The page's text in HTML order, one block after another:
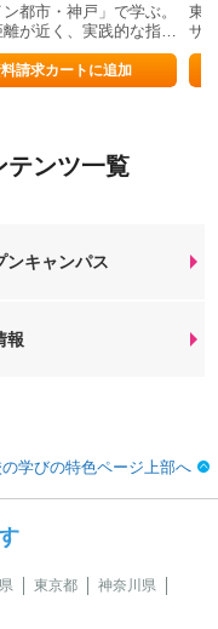
ン都市・神戸」で学ぶ。
が近く、実践的な指導
社会の課題にもチャレン
。請求カートに追加
東
ザ
空
テンツ一覧
ンキャンパス
報
学びの特色ページ上部へ
東京都
神奈川県